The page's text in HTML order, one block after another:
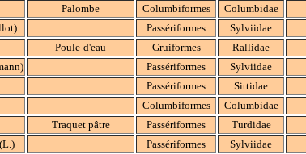
Palombe Columbiformes Columbidae
Passériformes Sylviidae
Poule-d'eau Gruiformes Rallidae
Passériformes Sylviidae
Passériformes Sittidae
Columbiformes Columbidae
Traquet pâtre Passériformes Turdidae
Passériformes Sylviidae